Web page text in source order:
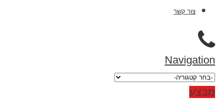
צור קשר
Navigation
מבצע